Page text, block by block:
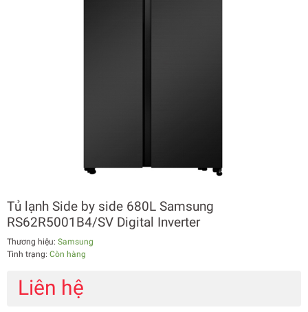
Tủ lạnh Side by side 680L Samsung
RS62R5001B4/SV Digital Inverter
Thương hiệu: Samsung
Tình trạng: Còn hàng
Liên hệ